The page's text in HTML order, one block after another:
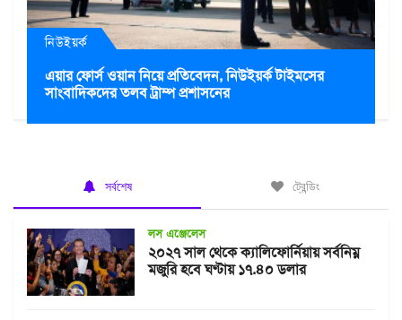
নিউইয়র্ক
এয়ার ফোর্স ওয়ান নিয়ে প্রতিবেদন, নিউইয়র্ক টাইমসের
সাংবাদিকদের তলব ট্রাম্প প্রশাসনের
সর্বশেষ ট্রেন্ডিং
লস এঞ্জেলেস
২০২৭ সাল থেকে ক্যালিফোর্নিয়ায় সর্বনিম্ন
মজুরি হবে ঘণ্টায় ১৭.৪০ ডলার